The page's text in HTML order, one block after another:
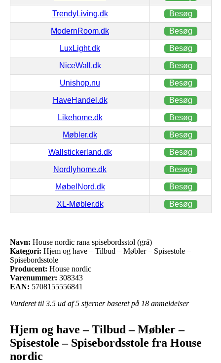
TrendyLiving.dk Besøg
ModernRoom.dk Besøg
LuxLight.dk Besøg
NiceWall.dk Besøg
Unishop.nu Besøg
HaveHandel.dk Besøg
Likehome.dk Besøg
Møbler.dk Besøg
Wallstickerland.dk Besøg
Nordlyhome.dk Besøg
MøbelNord.dk Besøg
XL-Møbler.dk Besøg
Navn: House nordic rana spisebordsstol (grå)
Kategori: Hjem og have – Tilbud – Møbler – Spisestole –
Spisebordsstole
Producent: House nordic
Varenummer: 308343
EAN: 5708155556841
Vurderet til 3.5 ud af 5 stjerner baseret på 18 anmeldelser
Hjem og have – Tilbud – Møbler –
Spisestole – Spisebordsstole fra House
nordic